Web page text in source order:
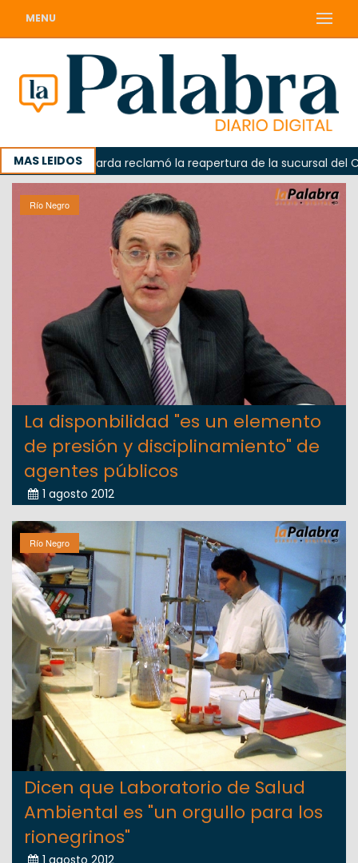
MENU
MAS LEIDOS
Odarda reclamó la reapertura de la sucursal del Correo
Río Negro
La disponbilidad "es un elemento
de presión y disciplinamiento" de
agentes públicos
1 agosto 2012
Río Negro
Dicen que Laboratorio de Salud
Ambiental es "un orgullo para los
rionegrinos"